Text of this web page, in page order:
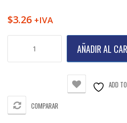
$3.26 +IVA
X
5/8"
AÑADIR AL
ADD
COMPARAR